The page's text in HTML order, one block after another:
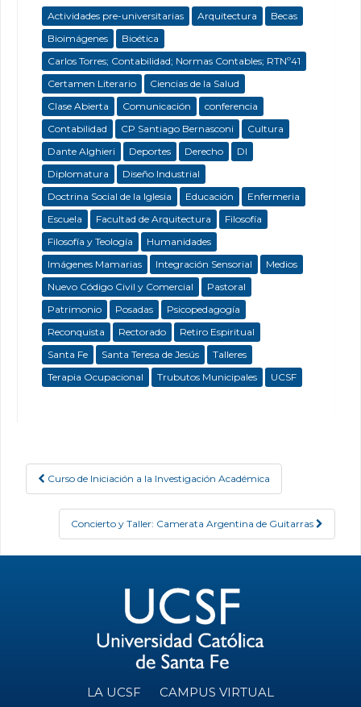
Actividades pre-universitarias Arquitectura
Becas
Bioimágenes
Bioética
Carlos Torres; Contabilidad; Normas Contables; RTNº41
Certamen Literario
Ciencias de la Salud
Clase Abierta
Comunicación
conferencia
Contabilidad
CP Santiago Bernasconi
Cultura
Dante Alghieri
Deportes Derecho
DI
Diplomatura
Diseño Industrial
Doctrina Social de la Iglesia
Educación
Enfermeria
Escuela
Facultad de Arquitectura
Filosofía
Filosofía y Teología
Humanidades
Imágenes Mamarias
Integración Sensorial
Medios
Nuevo Código Civil y Comercial
Pastoral
Patrimonio
Posadas
Psicopedagogía
Reconquista
Rectorado
Retiro Espiritual
Santa Fe
Santa Teresa de Jesús
Talleres
Terapia Ocupacional
Trubutos Municipales UCSF
Post navigation
Curso de Iniciación a la Investigación Académica
Concierto y Taller: Camerata Argentina de Guitarras
LA UCSF CAMPUS VIRTUAL